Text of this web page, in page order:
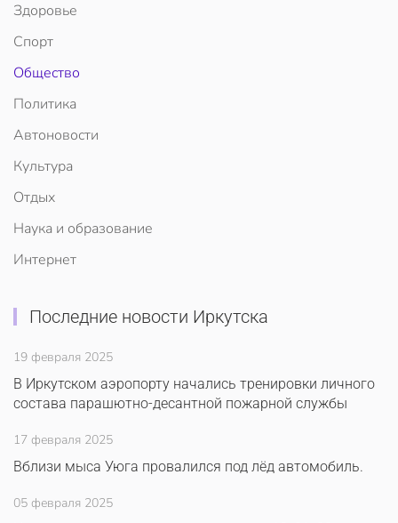
Здоровье
Спорт
Общество
Политика
Автоновости
Культура
Отдых
Наука и образование
Интернет
Последние новости Иркутска
19 февраля 2025
В Иркутском аэропорту начались тренировки личного
состава парашютно-десантной пожарной службы
17 февраля 2025
Вблизи мыса Уюга провалился под лёд автомобиль.
05 февраля 2025